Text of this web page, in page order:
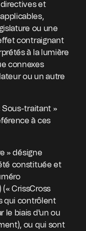
et
ou une
contraignant
à la lumière
connexes
ou un autre
Sous-traitant »
à ces
» désigne
constituée et
CrissCross
qui contrôlent
le biais d'un ou
ou qui sont